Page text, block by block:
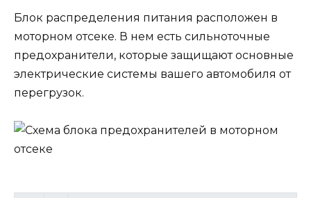
Блок распределения питания расположен в
моторном отсеке. В нем есть сильноточные
предохранители, которые защищают основные
электрические системы вашего автомобиля от
перегрузок.